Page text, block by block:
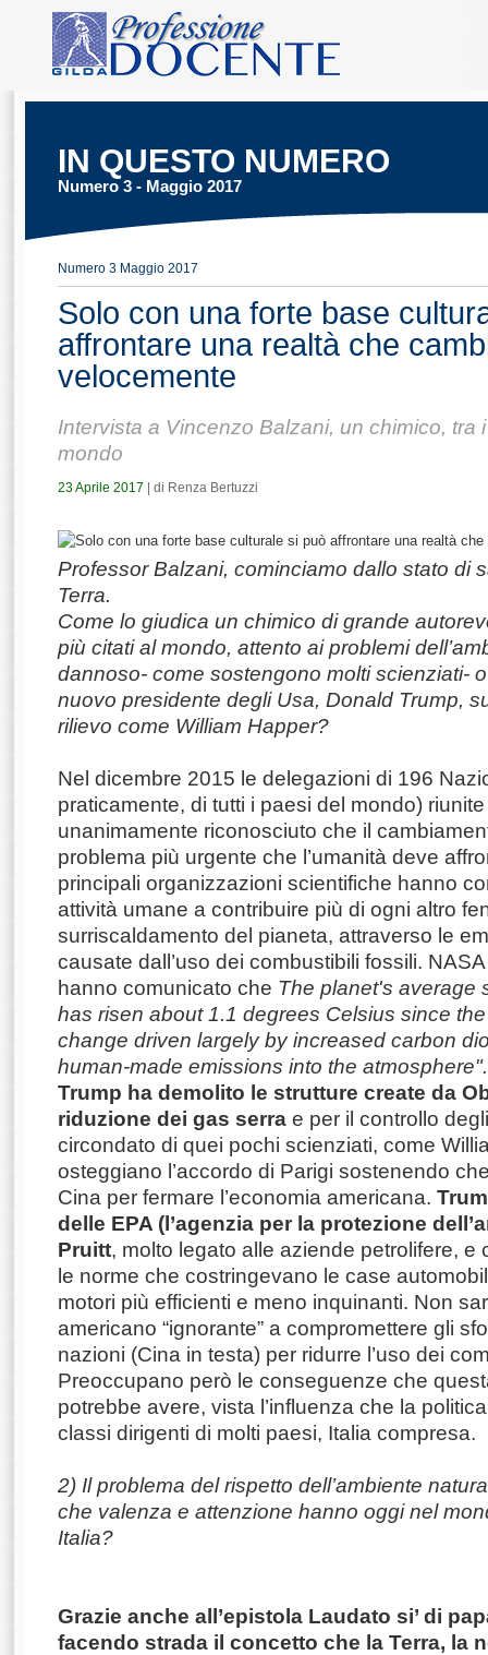
IN QUESTO NUMERO
Numero 3 - Maggio 2017
Numero 3 Maggio 2017
Solo con una forte base
affrontare una realtà che
velocemente
Intervista a Vincenzo Balzani, un chimico, tra
mondo
23 Aprile 2017 | di Renza Bertuzzi
Professor Balzani, cominciamo dallo stato di
Terra.
Come lo giudica un chimico di grande
più citati al mondo, attento ai problemi
dannoso- come sostengono molti scienziati-
nuovo presidente degli Usa, Donald Trump,
rilievo come William Happer?
Nel dicembre 2015 le delegazioni di 196
praticamente, di tutti i paesi del mondo)
unanimamente riconosciuto che il
problema più urgente che l’umanità deve
principali organizzazioni scientifiche hanno
attività umane a contribuire più di ogni altro
surriscaldamento del pianeta, attraverso le
causate dall’uso dei combustibili fossili.
hanno comunicato che The planet's average
has risen about 1.1 degrees Celsius since
change driven largely by increased carbon
human-made emissions into the atmosphere".
Trump ha demolito le strutture create da
riduzione dei gas serra e per il controllo
circondato di quei pochi scienziati, come
osteggiano l’accordo di Parigi sostenendo
Cina per fermare l’economia americana.
delle EPA (l’agenzia per la protezione
Pruitt, molto legato alle aziende petrolifere, e
le norme che costringevano le case
motori più efficienti e meno inquinanti. Non
americano “ignorante” a compromettere gli
nazioni (Cina in testa) per ridurre l’uso dei
Preoccupano però le conseguenze che
potrebbe avere, vista l’influenza che la
classi dirigenti di molti paesi, Italia compresa.
2) Il problema del rispetto dell’ambiente
che valenza e attenzione hanno oggi nel
Italia?
Grazie anche all’epistola Laudato si’ di
facendo strada il concetto che la Terra, la